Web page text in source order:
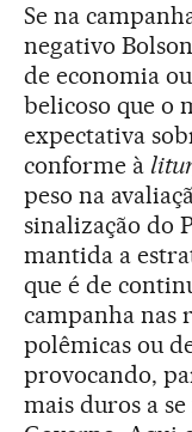
Se na
negativo
de economia
belicoso que o
expectativa
conforme à
peso na
sinalização do
mantida a
que é de
campanha nas
polêmicas ou
provocando,
mais duros a